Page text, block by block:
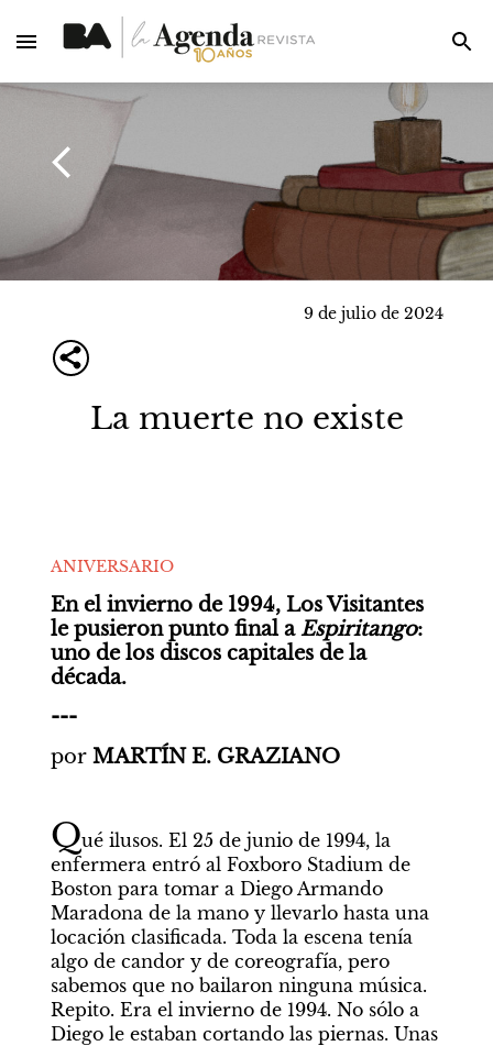
9 de julio de 2024
La muerte no existe
ANIVERSARIO
En el invierno de 1994, Los Visitantes
le pusieron punto final a Espiritango:
uno de los discos capitales de la
década.
---
por MARTÍN E. GRAZIANO
Qué ilusos. El 25 de junio de 1994, la
enfermera entró al Foxboro Stadium de
Boston para tomar a Diego Armando
Maradona de la mano y llevarlo hasta una
locación clasificada. Toda la escena tenía
algo de candor y de coreografía, pero
sabemos que no bailaron ninguna música.
Repito. Era el invierno de 1994. No sólo a
Diego le estaban cortando las piernas. Unas